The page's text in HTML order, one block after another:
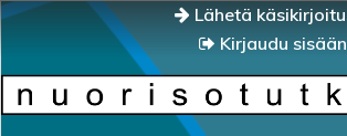
Lähetä
Kirjaudu sisään